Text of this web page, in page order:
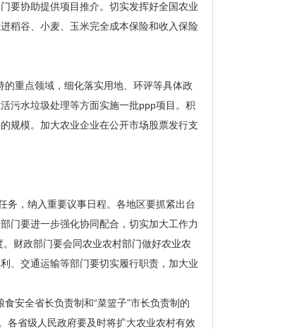
要协助提供项目推介。切实发挥好全国农业
稻谷、小麦、玉米完全成本保险和收入保险
重点领域，细化落实用地、环评等具体政
污水垃圾处理等方面实施一批ppp项目。积
规模。加大农业企业在公开市场股票发行支
务，纳入重要议事日程。各地区要抓紧出台
门要进一步强化协同配合，切实加大工作力
财政部门要会同农业农村部门做好农业农
、交通运输等部门要切实履行职责，加大业
安全省长负责制和“菜篮子”市长负责制的
各省级人民政府要及时将扩大农业农村有效